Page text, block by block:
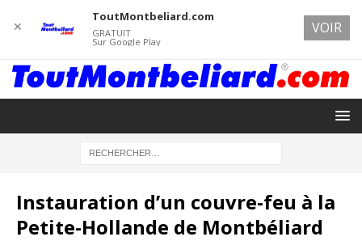
Instauration d’un couvre-feu à la
Petite-Hollande de Montbéliard
✕
ToutMontbeliard.com
GRATUIT
Sur Google Play
VOIR